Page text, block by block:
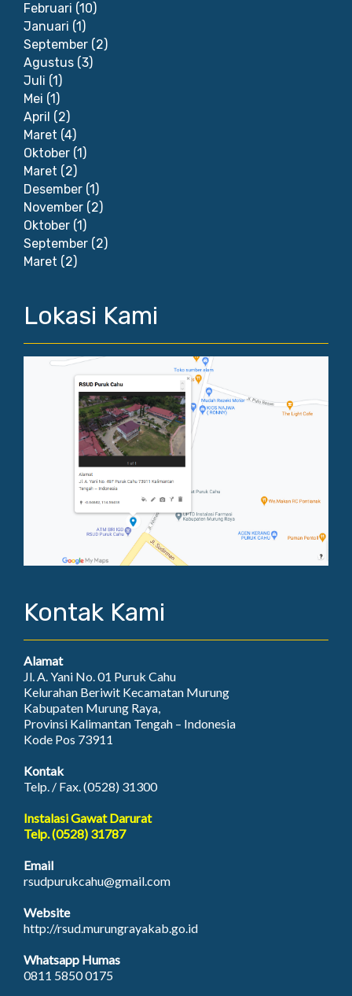
Februari (10)
Januari (1)
September (2)
Agustus (3)
Juli (1)
Mei (1)
April (2)
Maret (4)
Oktober (1)
Maret (2)
Desember (1)
November (2)
Oktober (1)
September (2)
Maret (2)
Lokasi Kami
Kontak Kami
Alamat
Jl. A. Yani No. 01 Puruk Cahu
Kelurahan Beriwit Kecamatan Murung
Kabupaten Murung Raya,
Provinsi Kalimantan Tengah – Indonesia
Kode Pos 73911
Kontak
Telp. / Fax. (0528) 31300
Instalasi Gawat Darurat
Telp. (0528) 31787
Email
rsudpurukcahu@gmail.com
Website
http://rsud.murungrayakab.go.id
Whatsapp Humas
0811 5850 0175